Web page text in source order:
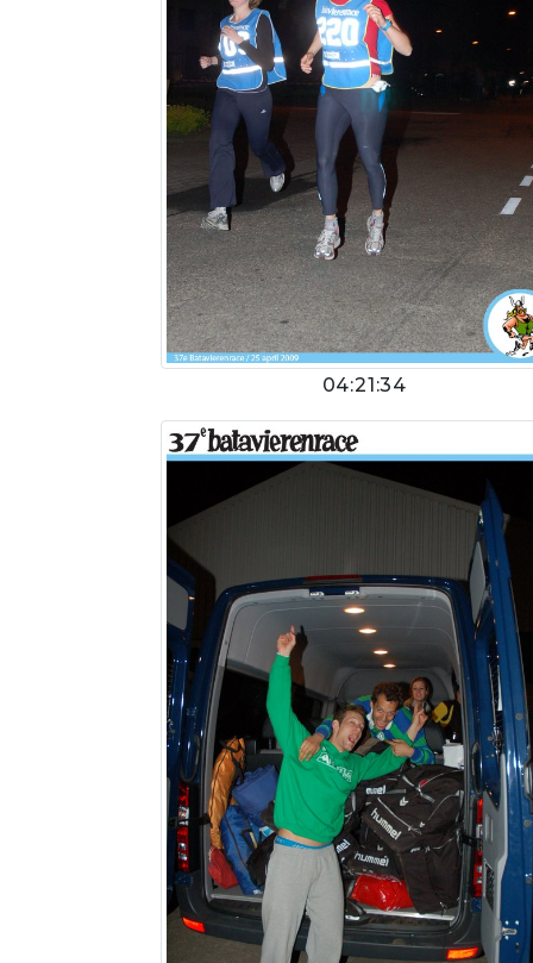
04:21:34